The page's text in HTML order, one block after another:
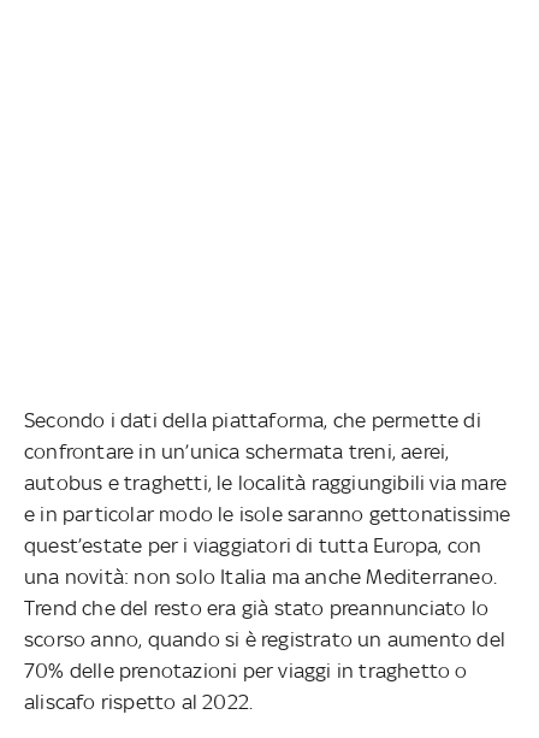
Secondo i dati della piattaforma, che permette di
confrontare in un’unica schermata treni, aerei,
autobus e traghetti, le località raggiungibili via mare
e in particolar modo le isole saranno gettonatissime
quest’estate per i viaggiatori di tutta Europa, con
una novità: non solo Italia ma anche Mediterraneo.
Trend che del resto era già stato preannunciato lo
scorso anno, quando si è registrato un aumento del
70% delle prenotazioni per viaggi in traghetto o
aliscafo rispetto al 2022.